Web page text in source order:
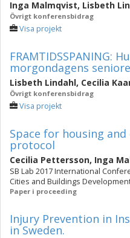
Inga Malmqvist, Lisbeth
Övrigt konferensbidrag
Visa projekt
FRAMTIDSSPANING:
morgondagens
Lisbeth Lindahl, Cecilia
Övrigt konferensbidrag
Visa projekt
Space for housing and
protocol
Cecilia Pettersson, Inga
SB Lab 2017 International
Cities and Buildings
Paper i proceeding
Injury Prevention in
in Sweden.